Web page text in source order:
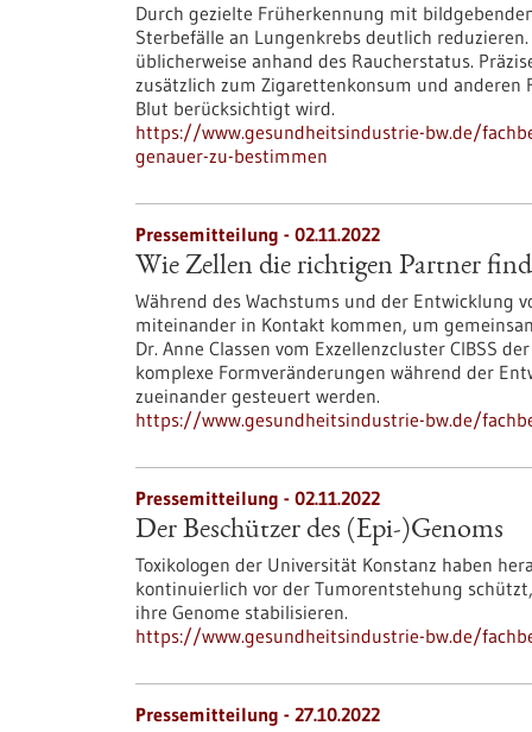
Durch gezielte Früherkennung mit
Sterbefälle an Lungenkrebs deutlich
üblicherweise anhand des Raucherstatus.
zusätzlich zum Zigarettenkonsum und
Blut berücksichtigt wird.
https://www.gesundheitsindustrie-bw.de/
genauer-zu-bestimmen
Pressemitteilung - 02.11.2022
Wie Zellen die richtigen Partner
Während des Wachstums und der Entwicklung
miteinander in Kontakt kommen, um
Dr. Anne Classen vom Exzellenzcluster CIBSS
komplexe Formveränderungen während der
zueinander gesteuert werden.
https://www.gesundheitsindustrie-bw.de/
Pressemitteilung - 02.11.2022
Der Beschützer des (Epi-)Genoms
Toxikologen der Universität Konstanz haben
kontinuierlich vor der Tumorentstehung
ihre Genome stabilisieren.
https://www.gesundheitsindustrie-bw.de/
Pressemitteilung - 27.10.2022